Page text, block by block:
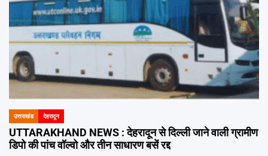
POSTED
IN
उत्तराखंड देहरादून
UTTARAKHAND NEWS : देहरादून से दिल्ली जाने वाली ग्रामीण
डिपो की पांच वॉल्वो और तीन साधारण बसें रद्द